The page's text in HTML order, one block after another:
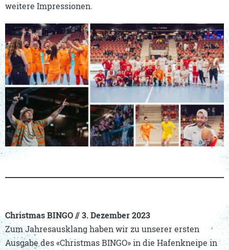
weitere Impressionen.
Christmas BINGO // 3. Dezember2023
Zum Jahresausklang haben wir zu unserer ersten
Ausgabe des «Christmas BINGO» in die Hafenkneipe in